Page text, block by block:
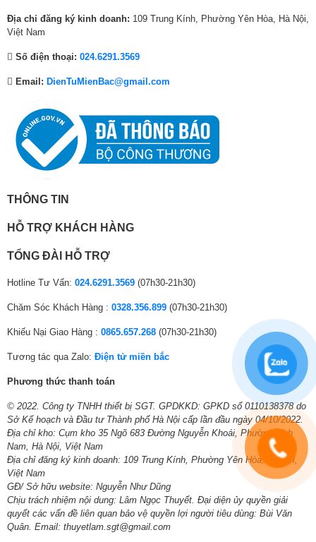
nhôm phủ lớp chống dính, dày 1 mm, an toàn
với sức khoẻ và vệ sinh đơn giản
Đảm bảo cơm chín tơi, ngon, không dính vào thành, đáy nồi, tiện chùi
Nắp trong của nồi thiết kế dạng tổ ong giúp giữ
lại hơi nước, không để nó rơi ngược vào cơm
gây nhão, thiu
Địa chỉ đăng ký kinh doanh: 109 Trung Kính, Phường Yên Hòa, Hà Nội,
Việt Nam
Số điện thoại: 024.6291.3569
Email: DienTuMienBac@gmail.com
THÔNG TIN
HỖ TRỢ KHÁCH HÀNG
TỔNG ĐÀI HỖ TRỢ
Hotline Tư Vấn: 024.6291.3569 (07h30-21h30)
Chăm Sóc Khách Hàng : 0328.356.899 (07h30-21h30)
Khiếu Nại Giao Hàng : 0865.657.268 (07h30-21h30)
Tương tác qua Zalo: Điện tử miền bắc
Phương thức thanh toán
© 2022. Công ty TNHH thiết bị SGT. GPDKKD: GPKD số 0110138378 do
Sở Kế hoạch và Đầu tư Thành phố Hà Nội cấp lần đầu ngày 04/10/2022.
Địa chỉ kho: Cụm kho 35 Ngõ 683 Đường Nguyễn Khoái, Phường Lĩnh
Nam, Hà Nội, Việt Nam
Địa chỉ đăng ký kinh doanh: 109 Trung Kính, Phường Yên Hòa, Hà Nội,
Việt Nam
GĐ/ Sở hữu website: Nguyễn Như Dũng
Chịu trách nhiệm nội dung: Lâm Ngọc Thuyết. Đại diện ủy quyền giải
quyết các vấn đề liên quan bảo vệ quyền lợi người tiêu dùng: Bùi Văn
Quân. Email: thuyetlam.sgt@gmail.com